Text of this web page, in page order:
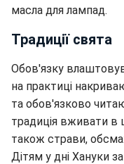
масла для лампад.
Традиції свята
Обов'язку
на практиці
та обов'язково
традиція вживати в
також страви,
Дітям у дні Хануки